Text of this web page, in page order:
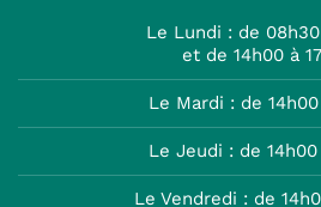
Le Lundi : de
et de 14h00 à
Le Mardi : de 14h00
Le Jeudi : de 14h00
Le Vendredi : de